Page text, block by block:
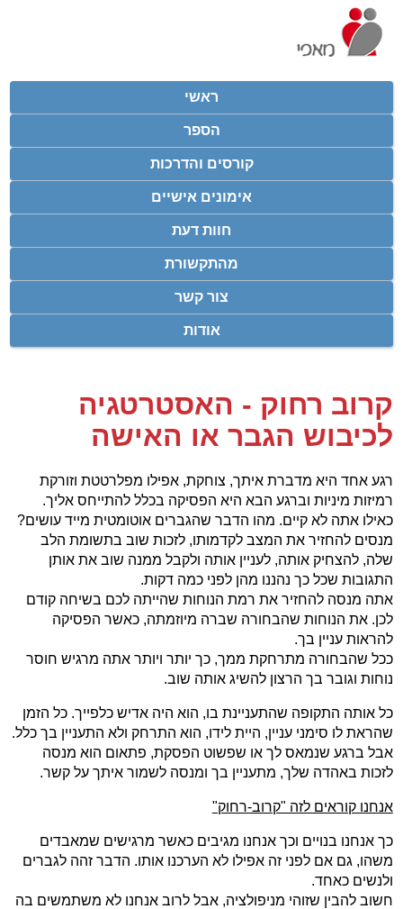
ראשי
הספר
קורסים והדרכות
אימונים אישיים
חוות דעת
מהתקשורת
צור קשר
אודות
קרוב רחוק - האסטרטגיה
לכיבוש הגבר או האישה
רגע אחד היא מדברת איתך, צוחקת, אפילו מפלרטטת וזורקת
רמיזות מיניות וברגע הבא היא הפסיקה בכלל להתייחס אליך.
כאילו אתה לא קיים. מהו הדבר שהגברים אוטומטית מייד עושים?
מנסים להחזיר את המצב לקדמותו, לזכות שוב בתשומת הלב
שלה, להצחיק אותה, לעניין אותה ולקבל ממנה שוב את אותן
התגובות שכל כך נהננו מהן לפני כמה דקות.
אתה מנסה להחזיר את רמת הנוחות שהייתה לכם בשיחה קודם
לכן. את הנוחות שהבחורה שברה מיוזמתה, כאשר הפסיקה
להראות עניין בך.
ככל שהבחורה מתרחקת ממך, כך יותר ויותר אתה מרגיש חוסר
נוחות וגובר בך הרצון להשיג אותה שוב.
כל אותה התקופה שהתעניינת בו, הוא היה אדיש כלפייך. כל הזמן
שהראת לו סימני עניין, היית לידו, הוא התרחק ולא התעניין בך כלל.
אבל ברגע שנמאס לך או שפשוט הפסקת, פתאום הוא מנסה
לזכות באהדה שלך, מתעניין בך ומנסה לשמור איתך על קשר.
אנחנו קוראים לזה "קרוב-רחוק"
כך אנחנו בנויים וכך אנחנו מגיבים כאשר מרגישים שמאבדים
משהו, גם אם לפני זה אפילו לא הערכנו אותו. הדבר זהה לגברים
ולנשים כאחד.
חשוב להבין שזוהי מניפולציה, אבל לרוב אנחנו לא משתמשים בה